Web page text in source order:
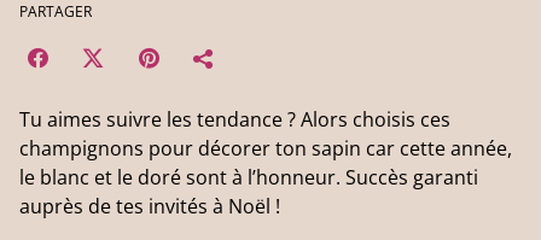
PARTAGER
Tu aimes suivre les tendance ? Alors choisis ces
champignons pour décorer ton sapin car cette année,
le blanc et le doré sont à l’honneur. Succès garanti
auprès de tes invités à Noël !